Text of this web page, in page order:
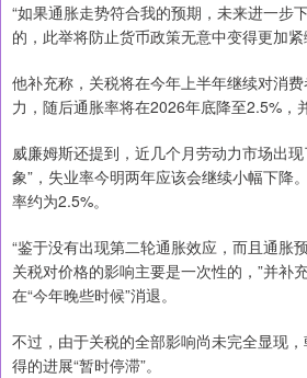
“如果通胀走势符合我的预期，未来进一步
的，此举将防止货币政策无意中变得更加紧
他补充称，关税将在今年上半年继续对消
力，随后通胀率将在2026年底降至2.5%，
威廉姆斯还提到，近几个月劳动力市场出
象”，失业率今明两年应该会继续小幅下降
率约为2.5%。
“鉴于没有出现第二轮通胀效应，而且通胀
关税对价格的影响主要是一次性的，”并补
在“今年晚些时候”消退。
不过，由于关税的全部影响尚未完全显现
得的进展“暂时停滞”。